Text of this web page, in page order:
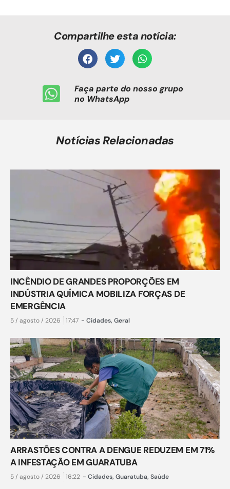
Compartilhe esta notícia:
Faça parte do nosso grupo
no WhatsApp
Notícias Relacionadas
INCÊNDIO DE GRANDES PROPORÇÕES EM
INDÚSTRIA QUÍMICA MOBILIZA FORÇAS DE
EMERGÊNCIA
5 / agosto / 2026 17:47 - Cidades, Geral
ARRASTÕES CONTRA A DENGUE REDUZEM EM 71%
A INFESTAÇÃO EM GUARATUBA
5 / agosto / 2026 16:22 - Cidades, Guaratuba, Saúde